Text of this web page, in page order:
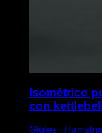
Isométrico
con kettlebell
Glutes ∙